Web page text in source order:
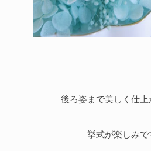
後ろ姿まで美しく仕上
挙式が楽しみで